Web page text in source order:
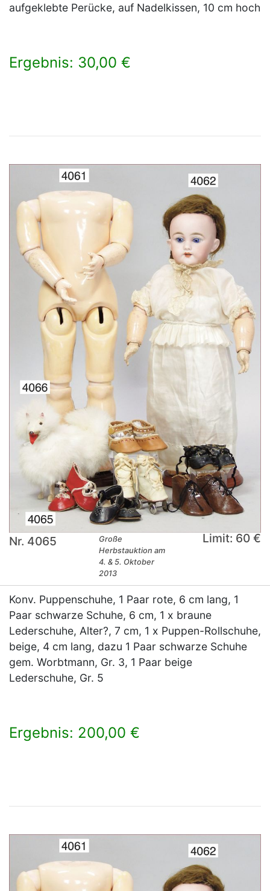
aufgeklebte Perücke, auf Nadelkissen, 10 cm hoch
Ergebnis: 30,00 €
Nr. 4065
Große
Herbstauktion am
4. & 5. Oktober
2013
Limit: 60 €
Konv. Puppenschuhe, 1 Paar rote, 6 cm lang, 1
Paar schwarze Schuhe, 6 cm, 1 x braune
Lederschuhe, Alter?, 7 cm, 1 x Puppen-Rollschuhe,
beige, 4 cm lang, dazu 1 Paar schwarze Schuhe
gem. Worbtmann, Gr. 3, 1 Paar beige
Lederschuhe, Gr. 5
Ergebnis: 200,00 €